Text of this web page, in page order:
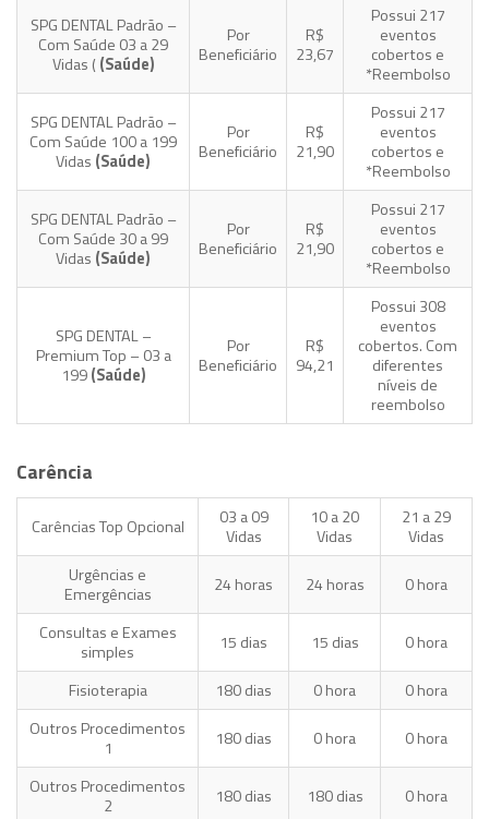
SPG DENTAL Padrão –
Com Saúde 03 a 29
Vidas ( (Saúde)
Por
Beneficiário
R$
23,67
Possui 217
eventos
cobertos e
*Reembolso
SPG DENTAL Padrão –
Com Saúde 100 a 199
Vidas (Saúde)
Por
Beneficiário
R$
21,90
Possui 217
eventos
cobertos e
*Reembolso
SPG DENTAL Padrão –
Com Saúde 30 a 99
Vidas (Saúde)
Por
Beneficiário
R$
21,90
Possui 217
eventos
cobertos e
*Reembolso
SPG DENTAL –
Premium Top – 03 a
199(Saúde)
Por
Beneficiário
R$
94,21
Possui 308
eventos
cobertos. Com
diferentes
níveis de
reembolso
Carência
Carências Top Opcional
03 a 09
Vidas
10 a 20
Vidas
21 a 29
Vidas
Urgências e
Emergências
24 horas 24 horas
0 hora
Consultas e Exames
simples
15 dias 15 dias
0 hora
Fisioterapia
180 dias 0 hora
0 hora
Outros Procedimentos
1
180 dias 0 hora
0 hora
Outros Procedimentos
2
180 dias 180 dias
0 hora